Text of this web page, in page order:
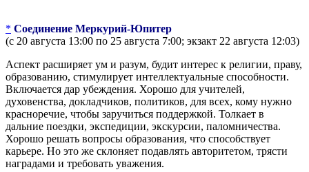
* Соединение Меркурий-Юпитер
(с 20 августа 13:00 по 25 августа 7:00; экзакт 22 августа 12:03)
Аспект расширяет ум и разум, будит интерес к религии, праву,
образованию, стимулирует интеллектуальные способности.
Включается дар убеждения. Хорошо для учителей,
духовенства, докладчиков, политиков, для всех, кому нужно
красноречие, чтобы заручиться поддержкой. Толкает в
дальние поездки, экспедиции, экскурсии, паломничества.
Хорошо решать вопросы образования, что способствует
карьере. Но это же склоняет подавлять авторитетом, трясти
наградами и требовать уважения.